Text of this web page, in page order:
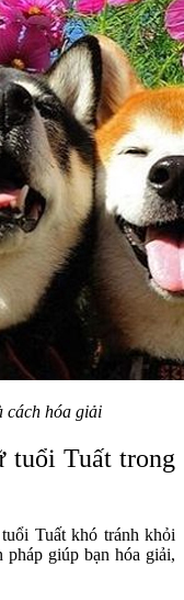
cách hóa giải
tuổi Tuất trong
Tuất khó tránh khỏi
giúp bạn hóa giải,